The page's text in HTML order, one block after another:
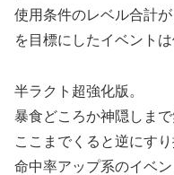
使用条件のレベル合計
を目標にしたイベントは
半ラクト超強化版。
暴食どころか神隠しま
ここまでくると逆にす
命中率アップ系のイベン